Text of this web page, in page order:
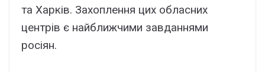
та Харків. Захоплення цих обласних
центрів є найближчими завданнями
росіян.